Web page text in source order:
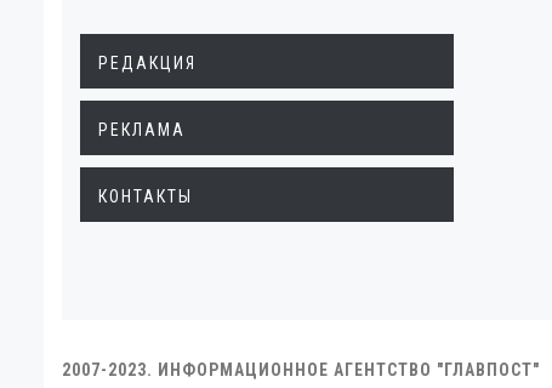
РЕДАКЦИЯ
РЕКЛАМА
КОНТАКТЫ
2007-2023. ИНФОРМАЦИОННОЕ АГЕНТСТВО "ГЛАВПОСТ"